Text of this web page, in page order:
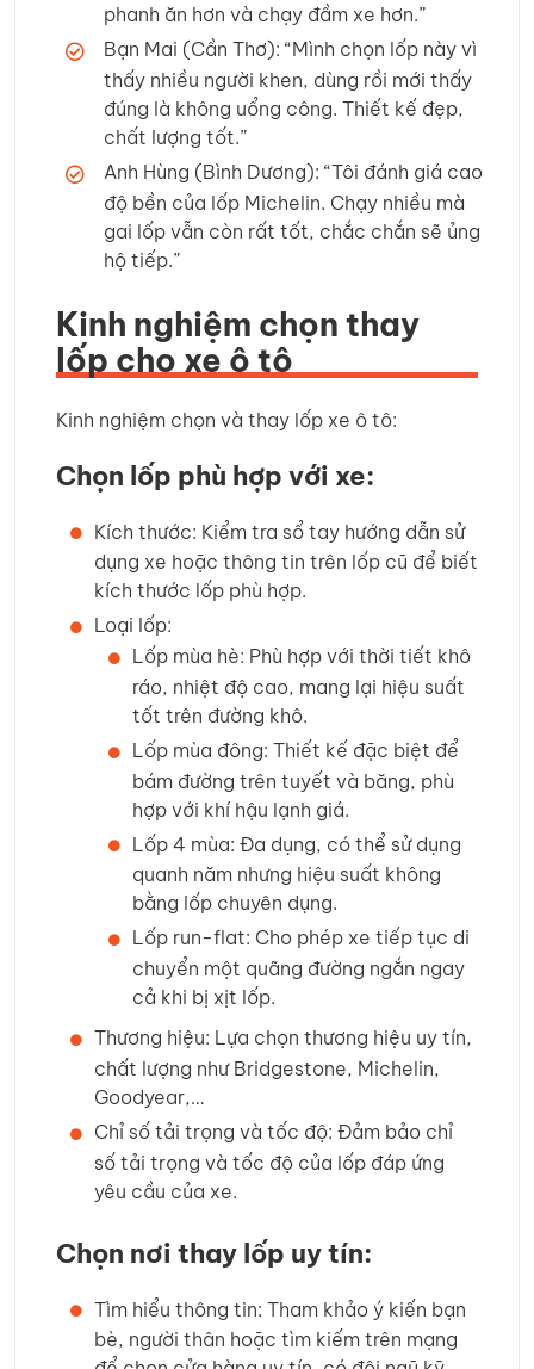
phanh ăn hơn và chạy đầm xe hơn.”
Bạn Mai (Cần Thơ): “Mình chọn lốp này vì
thấy nhiều người khen, dùng rồi mới thấy
đúng là không uổng công. Thiết kế đẹp,
chất lượng tốt.”
Anh Hùng (Bình Dương): “Tôi đánh giá cao
độ bền của lốp Michelin. Chạy nhiều mà
gai lốp vẫn còn rất tốt, chắc chắn sẽ ủng
hộ tiếp.”
Kinh nghiệm chọn thay
lốp cho xe ô tô
Kinh nghiệm chọn và thay lốp xe ô tô:
Chọn lốp phù hợp với xe:
Kích thước: Kiểm tra sổ tay hướng dẫn sử
dụng xe hoặc thông tin trên lốp cũ để biết
kích thước lốp phù hợp.
Loại lốp:
Lốp mùa hè: Phù hợp với thời tiết khô
ráo, nhiệt độ cao, mang lại hiệu suất
tốt trên đường khô.
Lốp mùa đông: Thiết kế đặc biệt để
bám đường trên tuyết và băng, phù
hợp với khí hậu lạnh giá.
Lốp 4 mùa: Đa dụng, có thể sử dụng
quanh năm nhưng hiệu suất không
bằng lốp chuyên dụng.
Lốp run-flat: Cho phép xe tiếp tục di
chuyển một quãng đường ngắn ngay
cả khi bị xịt lốp.
Thương hiệu: Lựa chọn thương hiệu uy tín,
chất lượng như Bridgestone, Michelin,
Goodyear,…
Chỉ số tải trọng và tốc độ: Đảm bảo chỉ
số tải trọng và tốc độ của lốp đáp ứng
yêu cầu của xe.
Chọn nơi thay lốp uy tín:
Tìm hiểu thông tin: Tham khảo ý kiến bạn
bè, người thân hoặc tìm kiếm trên mạng